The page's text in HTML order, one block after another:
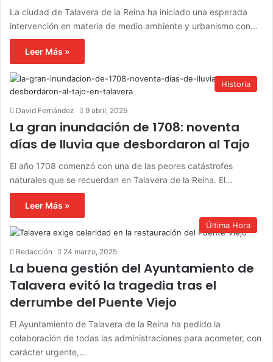
La ciudad de Talavera de la Reina ha iniciado una esperada
intervención en materia de medio ambiente y urbanismo con…
Leer Más »
Historia
David Fernández 9 abril, 2025
La gran inundación de 1708: noventa
días de lluvia que desbordaron al Tajo
El año 1708 comenzó con una de las peores catástrofes
naturales que se recuerdan en Talavera de la Reina. El…
Leer Más »
Última Hora
Redacción 24 marzo, 2025
La buena gestión del Ayuntamiento de
Talavera evitó la tragedia tras el
derrumbe del Puente Viejo
El Ayuntamiento de Talavera de la Reina ha pedido la
colaboración de todas las administraciones para acometer, con
carácter urgente,…